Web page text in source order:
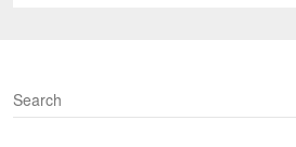
S
e